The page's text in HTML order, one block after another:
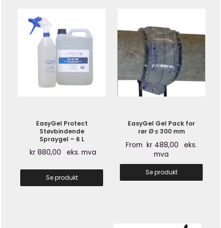
EasyGel Protect
Støvbindende
Spraygel – 6 L
kr880,00 eks. mva
Se produkt
EasyGel Gel Pack for
rør Ø ≤ 300 mm
Fromkr 488,00
eks.
mva
Se produkt